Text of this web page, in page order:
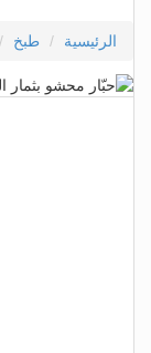
الرئيسية طبخ